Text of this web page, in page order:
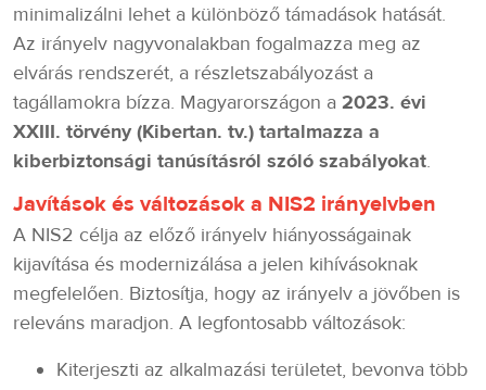
minimalizálni lehet a különböző támadások hatását.
Az irányelv nagyvonalakban fogalmazza meg az
elvárás rendszerét, a részletszabályozást a
tagállamokra bízza. Magyarországon a 2023. évi
XXIII. törvény (Kibertan. tv.) tartalmazza a
kiberbiztonsági tanúsításról szóló szabályokat.
Javítások és változások a NIS2 irányelvben
A NIS2 célja az előző irányelv hiányosságainak
kijavítása és modernizálása a jelen kihívásoknak
megfelelően. Biztosítja, hogy az irányelv a jövőben is
releváns maradjon. A legfontosabb változások:
Kiterjeszti az alkalmazási területet, bevonva több